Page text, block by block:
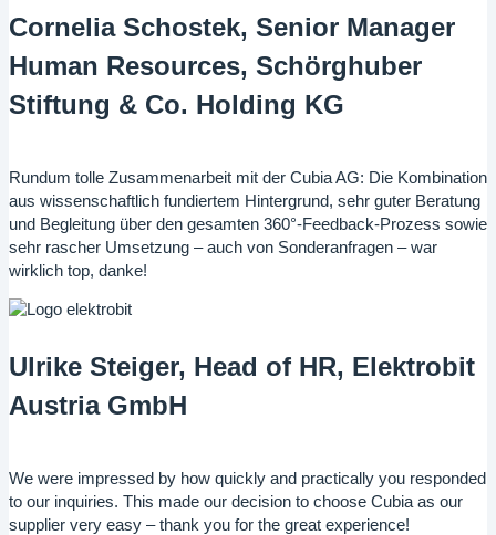
Cornelia Schostek, Senior Manager
Human Resources, Schörghuber
Stiftung & Co. Holding KG
Rundum tolle Zusammenarbeit mit der Cubia AG: Die Kombination
aus wissenschaftlich fundiertem Hintergrund, sehr guter Beratung
und Begleitung über den gesamten 360°-Feedback-Prozess sowie
sehr rascher Umsetzung – auch von Sonderanfragen – war
wirklich top, danke!
Ulrike Steiger, Head of HR, Elektrobit
Austria GmbH
We were impressed by how quickly and practically you responded
to our inquiries. This made our decision to choose Cubia as our
supplier very easy – thank you for the great experience!